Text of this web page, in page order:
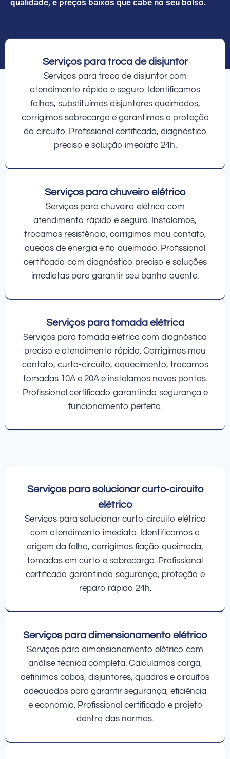
Serviços para troca de disjuntor
Serviços para troca de disjuntor com
atendimento rápido e seguro. Identificamos
falhas, substituímos disjuntores queimados,
corrigimos sobrecarga e garantimos a proteção
do circuito. Profissional certificado, diagnóstico
preciso e solução imediata 24h.
Serviços para chuveiro elétrico
Serviços para chuveiro elétrico com
atendimento rápido e seguro. Instalamos,
trocamos resistência, corrigimos mau contato,
quedas de energia e fio queimado. Profissional
certificado com diagnóstico preciso e soluções
imediatas para garantir seu banho quente.
Serviços para tomada elétrica
Serviços para tomada elétrica com diagnóstico
preciso e atendimento rápido. Corrigimos mau
contato, curto-circuito, aquecimento, trocamos
tomadas 10A e 20A e instalamos novos pontos.
Profissional certificado garantindo segurança e
funcionamento perfeito.
Serviços para solucionar curto-circuito
elétrico
Serviços para solucionar curto-circuito elétrico
com atendimento imediato. Identificamos a
origem da falha, corrigimos fiação queimada,
tomadas em curto e sobrecarga. Profissional
certificado garantindo segurança, proteção e
reparo rápido 24h.
Serviços para dimensionamento elétrico
Serviços para dimensionamento elétrico com
análise técnica completa. Calculamos carga,
definimos cabos, disjuntores, quadros e circuitos
adequados para garantir segurança, eficiência
e economia. Profissional certificado e projeto
dentro das normas.